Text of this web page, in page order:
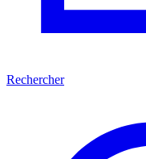
Rechercher